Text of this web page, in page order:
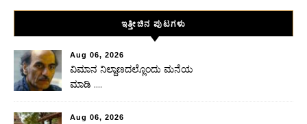
ಇತ್ತೀಚಿನ ಪುಟಗಳು
Aug 06, 2026
ವಿಮಾನ ನಿಲ್ದಾಣದಲ್ಲೊಂದು ಮನೆಯ
ಮಾಡಿ ….
Aug 06, 2026